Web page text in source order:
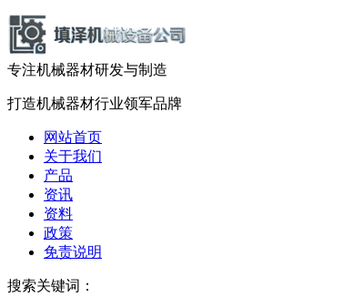
专注机械器材研发与制造
打造机械器材行业领军品牌
网站首页
关于我们
产品
资讯
资料
政策
免责说明
搜索关键词：